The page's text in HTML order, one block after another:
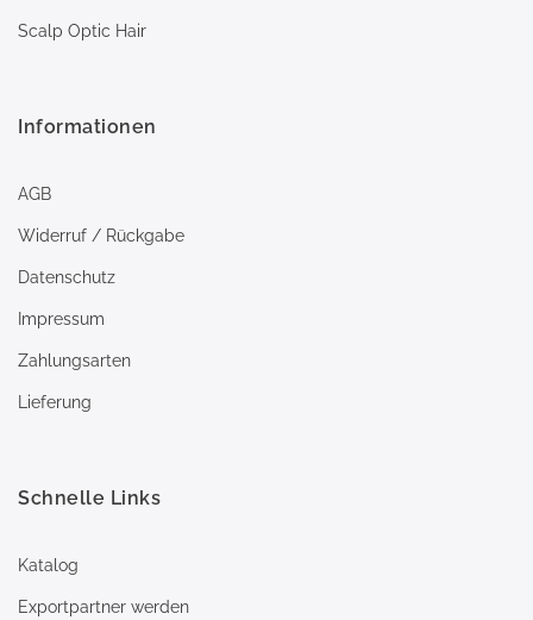
Scalp Optic Hair
Informationen
AGB
Widerruf / Rückgabe
Datenschutz
Impressum
Zahlungsarten
Lieferung
Schnelle Links
Katalog
Exportpartner werden